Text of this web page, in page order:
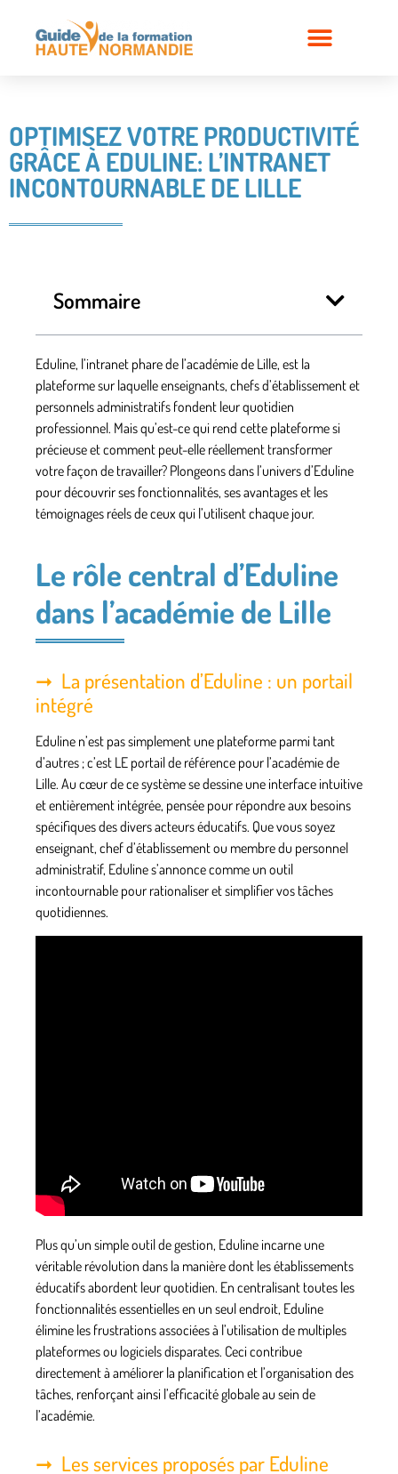
OPTIMISEZ VOTRE PRODUCTIVITÉ
GRÂCE À EDULINE: L’INTRANET
INCONTOURNABLE DE LILLE
Sommaire
Eduline, l’intranet phare de l’académie de Lille, est la
plateforme sur laquelle enseignants, chefs d’établissement et
personnels administratifs fondent leur quotidien
professionnel. Mais qu’est-ce qui rend cette plateforme si
précieuse et comment peut-elle réellement transformer
votre façon de travailler? Plongeons dans l’univers d’Eduline
pour découvrir ses fonctionnalités, ses avantages et les
témoignages réels de ceux qui l’utilisent chaque jour.
Le rôle central d’Eduline
dans l’académie de Lille
La présentation d’Eduline : un portail
intégré
Eduline n’est pas simplement une plateforme parmi tant
d’autres ; c’est LE portail de référence pour l’académie de
Lille. Au cœur de ce système se dessine une interface intuitive
et entièrement intégrée, pensée pour répondre aux besoins
spécifiques des divers acteurs éducatifs. Que vous soyez
enseignant, chef d’établissement ou membre du personnel
administratif, Eduline s’annonce comme un outil
incontournable pour rationaliser et simplifier vos tâches
quotidiennes.
Plus qu’un simple outil de gestion, Eduline incarne une
véritable révolution dans la manière dont les établissements
éducatifs abordent leur quotidien. En centralisant toutes les
fonctionnalités essentielles en un seul endroit, Eduline
élimine les frustrations associées à l’utilisation de multiples
plateformes ou logiciels disparates. Ceci contribue
directement à améliorer la planification et l’organisation des
tâches, renforçant ainsi l’efficacité globale au sein de
l’académie.
Les services proposés par Eduline